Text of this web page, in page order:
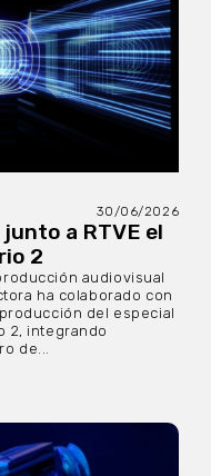
30/06/2026
a RTVE el
2
audiovisual
ha colaborado con
del especial
2, integrando
de...